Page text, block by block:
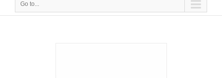
Go to...